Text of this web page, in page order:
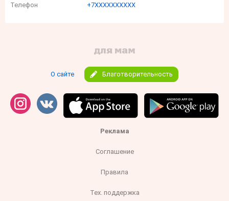
Телефон +7XXXXXXXXXX
О сайте Благотворительность
Реклама
Соглашение
Правила
Тех. поддержка